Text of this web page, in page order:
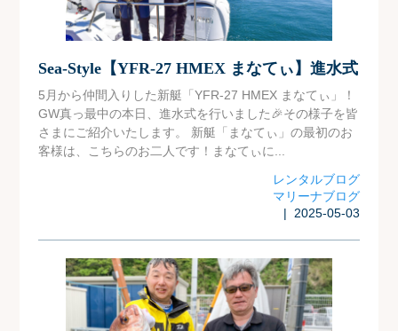
Sea-Style【YFR-27 HMEX まなてぃ】進水式
5月から仲間入りした新艇「YFR-27 HMEX まなてぃ」！
GW真っ最中の本日、進水式を行いました🎉その様子を皆
さまにご紹介いたします。 新艇「まなてぃ」の最初のお
客様は、こちらのお二人です！まなてぃに...
レンタルブログ
マリーナブログ
| 2025-05-03